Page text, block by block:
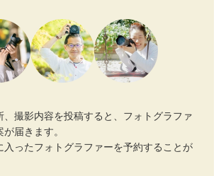
、撮影内容を投稿すると、フォトグラファ
届きます。
入ったフォトグラファーを予約することが